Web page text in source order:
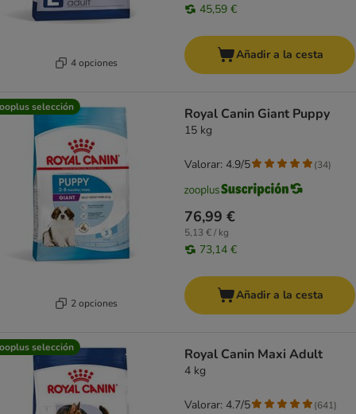
4 opciones
45,59 €
Añadir a la cesta
selección
2 opciones
Royal Canin Giant Puppy
15 kg
76,99 €
5,13 € / kg
73,14 €
Valorar: 4.9/5 (34)
Añadir a la cesta
selección Royal Canin Maxi Adult
4 kg
Valorar: 4.7/5 (641)